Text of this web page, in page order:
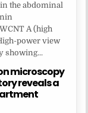
the abdominal
A (high
power view
showing...
microscopy
reveals a